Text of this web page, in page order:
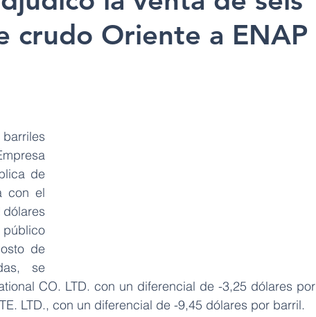
crudo Oriente a ENAP
de
con el
de
se
CO. LTD. con un diferencial de -3,25 dólares por
LTD., con un diferencial de -9,45 dólares por barril.